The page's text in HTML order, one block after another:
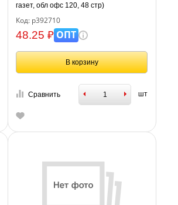
газет, обл офс 120, 48 стр)
Код: р392710
48.25 ₽ОПТ
В корзину
Сравнить шт